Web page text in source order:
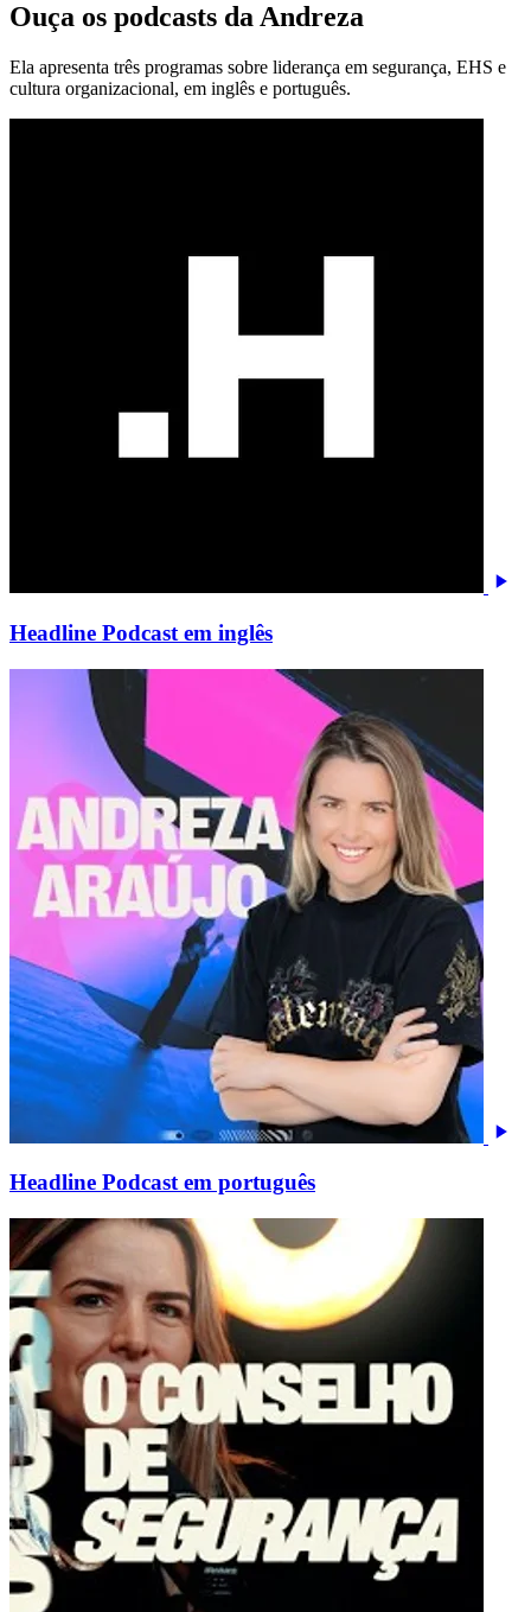
Ouça os podcasts da Andreza
Ela apresenta três programas sobre liderança em segurança, EHS e
cultura organizacional, em inglês e português.
Headline Podcast em inglês
Headline Podcast em português